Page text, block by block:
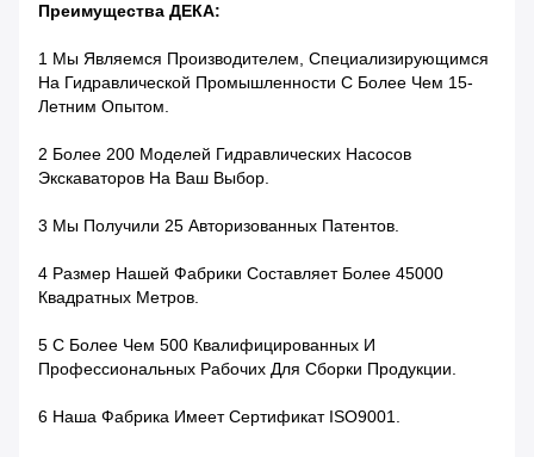
Преимущества ДЕКА:
1 Мы Являемся Производителем, Специализирующимся
На Гидравлической Промышленности С Более Чем 15-
Летним Опытом.
2 Более 200 Моделей Гидравлических Насосов
Экскаваторов На Ваш Выбор.
3 Мы Получили 25 Авторизованных Патентов.
4 Размер Нашей Фабрики Составляет Более 45000
Квадратных Метров.
5 С Более Чем 500 Квалифицированных И
Профессиональных Рабочих Для Сборки Продукции.
6 Наша Фабрика Имеет Сертификат ISO9001.